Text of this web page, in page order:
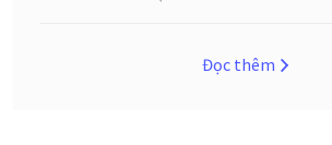
Đọc thêm